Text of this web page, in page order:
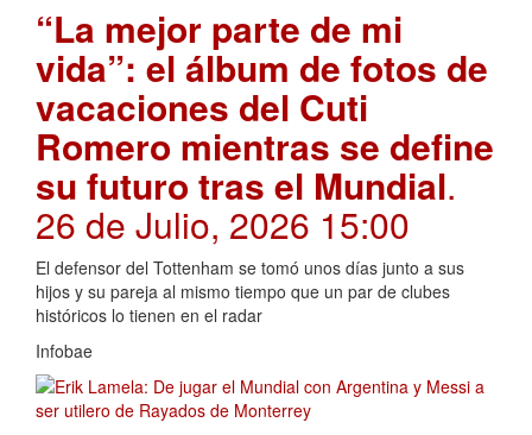
“La mejor parte de mi
vida”: el álbum de fotos de
vacaciones del Cuti
Romero mientras se define
su futuro tras el Mundial.
26 de Julio, 2026 15:00
El defensor del Tottenham se tomó unos días junto a sus
hijos y su pareja al mismo tiempo que un par de clubes
históricos lo tienen en el radar
Infobae